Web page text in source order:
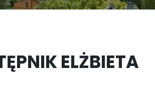
ELŻBIETA